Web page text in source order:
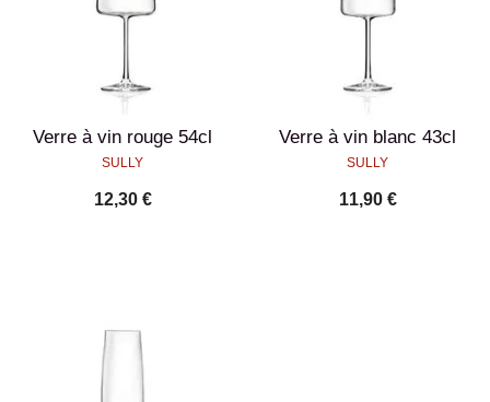
Verre à vin rouge 54cl
SULLY
12,30 €
Verre à vin blanc 43cl
SULLY
11,90 €